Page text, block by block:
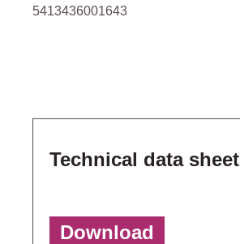
5413436001643
Technical data sheet
Download